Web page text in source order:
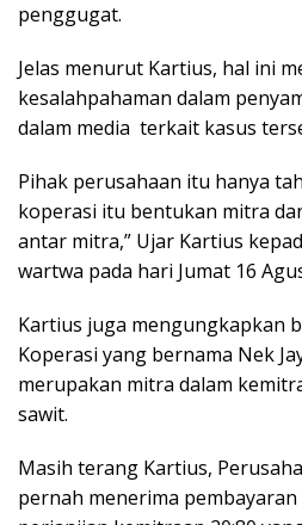
penggugat.
Jelas menurut Kartius, hal ini
kesalahpahaman dalam
dalam media terkait kasus
Pihak perusahaan itu hanya
koperasi itu bentukan mitra
antar mitra,” Ujar Kartius
wartwa pada hari Jumat 16
Kartius juga mengungkapkan
Koperasi yang bernama Nek
merupakan mitra dalam
sawit.
Masih terang Kartius,
pernah menerima